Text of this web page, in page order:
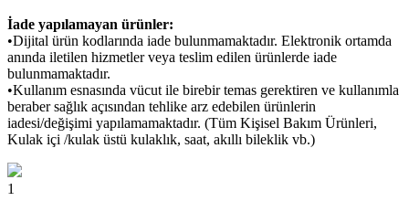
İade yapılamayan ürünler:
•Dijital ürün kodlarında iade bulunmamaktadır. Elektronik ortamda
anında iletilen hizmetler veya teslim edilen ürünlerde iade
bulunmamaktadır.
•Kullanım esnasında vücut ile birebir temas gerektiren ve kullanımla
beraber sağlık açısından tehlike arz edebilen ürünlerin
iadesi/değişimi yapılamamaktadır. (Tüm Kişisel Bakım Ürünleri,
Kulak içi /kulak üstü kulaklık, saat, akıllı bileklik vb.)
1